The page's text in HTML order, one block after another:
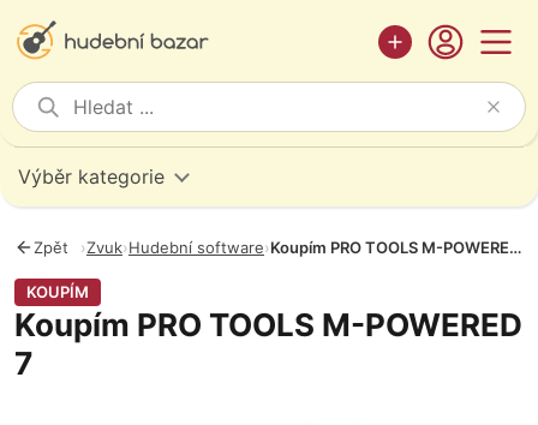
Výběr kategorie
Zpět ›Zvuk›Hudební software› Koupím PRO TOOLS M-POWERED 7
KOUPÍM
Koupím PRO TOOLS M-POWERED
7